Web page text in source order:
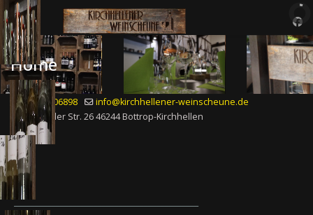
Home
02045 406898
info@kirchhellener-weinscheune.de
Hiesfelder Str. 26 46244 Bottrop-Kirchhellen
____________________________________________